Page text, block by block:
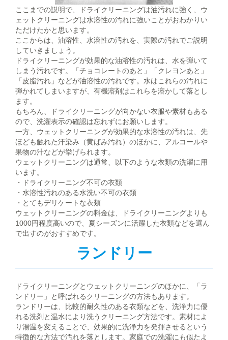
ここまでの説明で、ドライクリーニングは油汚れに強く、ウ
ェットクリーニングは水溶性の汚れに強いことがおわかりい
ただけたかと思います。
ここからは、油溶性、水溶性の汚れを、実際の汚れでご説明
していきましょう。
ドライクリーニングが効果的な油溶性の汚れは、水を弾いて
しまう汚れです。「チョコレートのあと」「クレヨンあと」
「皮脂汚れ」などが油溶性の汚れです。水はこれらの汚れに
弾かれてしまいますが、有機溶剤はこれらを溶かして落とし
ます。
もちろん、ドライクリーニングが向かない衣服や素材もある
ので、洗濯表示の確認は忘れずにお願いします。
一方、ウェットクリーニングが効果的な水溶性の汚れは、先
ほども触れた汗染み（黄ばみ汚れ）のほかに、アルコールや
果物の汁などが挙げられます。
ウェットクリーニングは通常、以下のような衣類の洗濯に用
います。
・ドライクリーニング不可の衣類
・水溶性汚れのある水洗い不可の衣類
・とてもデリケートな衣類
ウェットクリーニングの料金は、ドライクリーニングよりも
1000円程度高いので、夏シーズンに活躍した衣類などを選ん
で出すのがおすすめです。
ランドリー
ドライクリーニングとウェットクリーニングのほかに、「ラ
ンドリー」と呼ばれるクリーニングの方法もあります。
ランドリーは、比較的耐久性のある衣類などを、洗浄力に優
れる洗剤と温水により洗うクリーニング方法です。素材によ
り湯温を変えることで、効果的に洗浄力を発揮させるという
特徴的な方法で汚れを落とします。家庭での洗濯にも似たよ